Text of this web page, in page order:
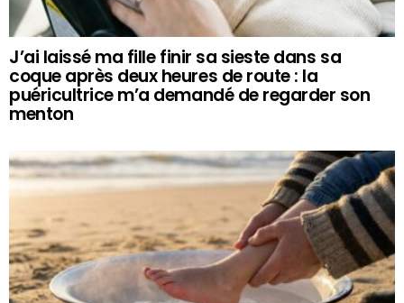
J’ai laissé ma fille finir sa sieste dans sa
coque après deux heures de route : la
puéricultrice m’a demandé de regarder son
menton